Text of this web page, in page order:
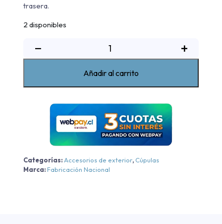
trasera.
2 disponibles
−
2012
cantidad
+
Añadir al carrito
Categorías:Accesorios de exterior,Cúpulas
Marca:Fabricación Nacional